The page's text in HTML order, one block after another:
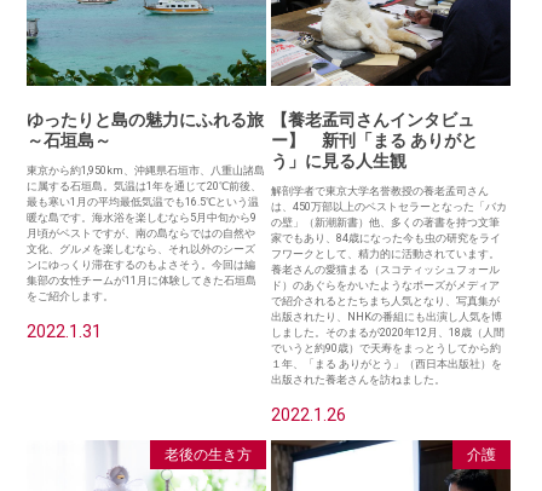
ゆったりと島の魅力にふれる旅
～石垣島～
東京から約1,950km、沖縄県石垣市、八重山諸島
に属する石垣島。気温は1年を通じて20℃前後、
最も寒い1月の平均最低気温でも16.5℃という温
暖な島です。海水浴を楽しむなら5月中旬から9
月頃がベストですが、南の島ならではの自然や
文化、グルメを楽しむなら、それ以外のシーズ
ンにゆっくり滞在するのもよさそう。今回は編
集部の女性チームが11月に体験してきた石垣島
をご紹介します。
2022.1.31
【養老孟司さんインタビュ
ー】 新刊「まる ありがと
う」に見る人生観
解剖学者で東京大学名誉教授の養老孟司さん
は、450万部以上のベストセラーとなった「バカ
の壁」（新潮新書）他、多くの著書を持つ文筆
家でもあり、84歳になった今も虫の研究をライ
フワークとして、精力的に活動されています。
養老さんの愛猫まる（スコティッシュフォール
ド）のあぐらをかいたようなポーズがメディア
で紹介されるとたちまち人気となり、写真集が
出版されたり、NHKの番組にも出演し人気を博
しました。そのまるが2020年12月、18歳（人間
でいうと約90歳）で天寿をまっとうしてから約
１年、「まる ありがとう」（西日本出版社）を
出版された養老さんを訪ねました。
2022.1.26
老後の生き方 介護